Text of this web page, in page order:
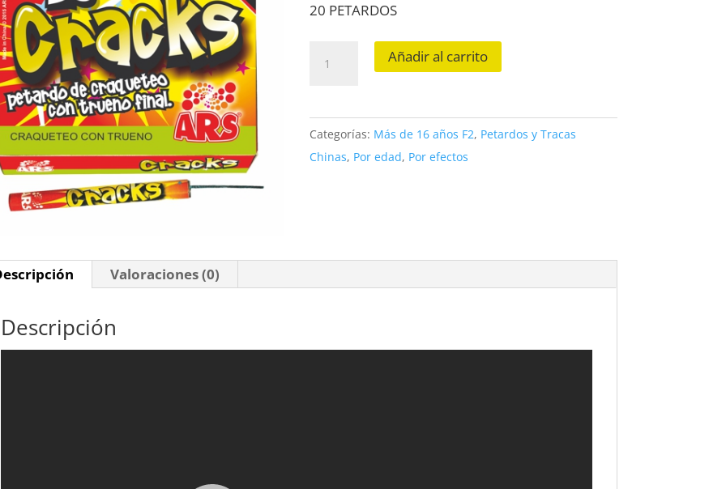
20 PETARDOS
Añadir al carrito
Categorías: Más de 16 años F2, Petardos y Tracas
Chinas, Por edad, Por efectos
Valoraciones (0)
Descripción